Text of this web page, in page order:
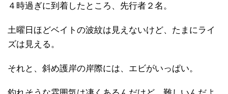
４時過ぎに到着したところ、先行者２名。
土曜日ほどベイトの波紋は見えないけど、たまにライ
ズは見える。
それと、斜め護岸の岸際には、エビがいっぱい。